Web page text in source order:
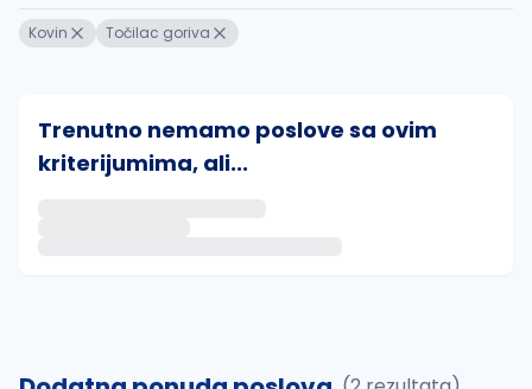
Kovin Točilac goriva
Trenutno nemamo poslove sa ovim
kriterijumima, ali...